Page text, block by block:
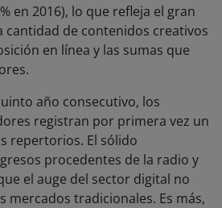
en 2016), lo que refleja el gran
cantidad de contenidos creativos
en línea y las sumas que
año consecutivo, los
registran por primera vez un
repertorios. El sólido
procedentes de la radio y
el auge del sector digital no
mercados tradicionales. Es más,